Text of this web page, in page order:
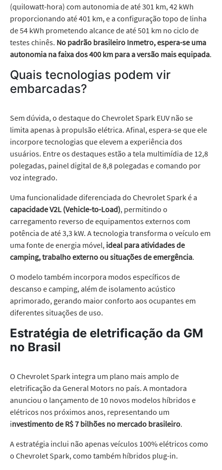
(quilowatt-hora) com autonomia de até 301 km, 42 kWh
proporcionando até 401 km, e a configuração topo de linha
de 54 kWh prometendo alcance de até 501 km no ciclo de
testes chinês. No padrão brasileiro Inmetro, espera-se uma
autonomia na faixa dos 400 km para a versão mais equipada.
Quais tecnologias podem vir
embarcadas?
Sem dúvida, o destaque do Chevrolet Spark EUV não se
limita apenas à propulsão elétrica. Afinal, espera-se que ele
incorpore tecnologias que elevem a experiência dos
usuários. Entre os destaques estão a tela multimídia de 12,8
polegadas, painel digital de 8,8 polegadas e comando por
voz integrado.
Uma funcionalidade diferenciada do Chevrolet Spark é a
capacidade V2L (Vehicle-to-Load), permitindo o
carregamento reverso de equipamentos externos com
potência de até 3,3 kW. A tecnologia transforma o veículo em
uma fonte de energia móvel, ideal para atividades de
camping, trabalho externo ou situações de emergência.
O modelo também incorpora modos específicos de
descanso e camping, além de isolamento acústico
aprimorado, gerando maior conforto aos ocupantes em
diferentes situações de uso.
Estratégia de eletrificação da GM
no Brasil
O Chevrolet Spark integra um plano mais amplo de
eletrificação da General Motors no país. A montadora
anunciou o lançamento de 10 novos modelos híbridos e
elétricos nos próximos anos, representando um
investimento de R$ 7 bilhões no mercado brasileiro.
A estratégia inclui não apenas veículos 100% elétricos como
o Chevrolet Spark, como também híbridos plug-in.